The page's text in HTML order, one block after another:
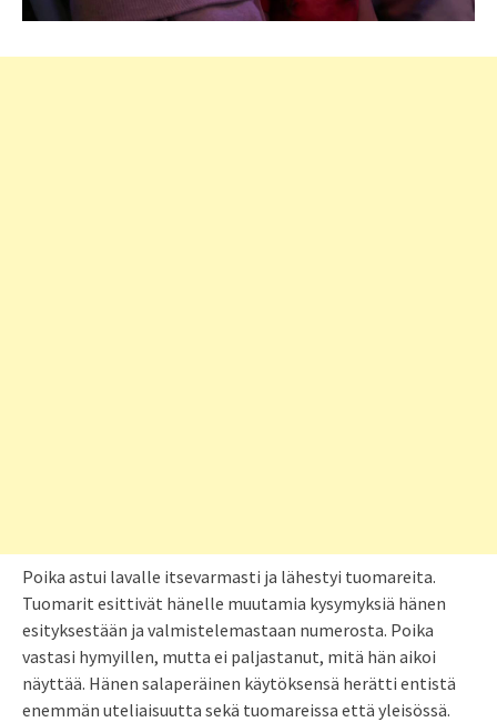
Poika astui lavalle itsevarmasti ja lähestyi tuomareita.
Tuomarit esittivät hänelle muutamia kysymyksiä hänen
esityksestään ja valmistelemastaan numerosta. Poika
vastasi hymyillen, mutta ei paljastanut, mitä hän aikoi
näyttää. Hänen salaperäinen käytöksensä herätti entistä
enemmän uteliaisuutta sekä tuomareissa että yleisössä.